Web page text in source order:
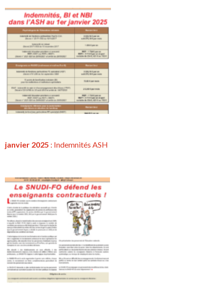
janvier 2025 : Indemnités ASH